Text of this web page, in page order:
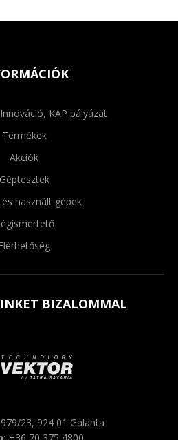
KAP pályázat
Termékek
Akciók
Géptesztek
használt gépek
BIZALOMMAL
23, 924 01 Galanta